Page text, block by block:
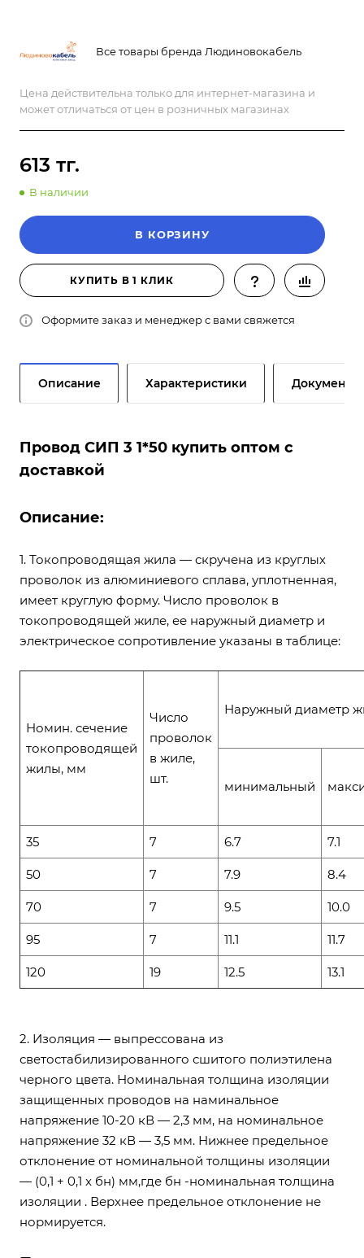
Все товары бренда Людиновокабель
Цена действительна только для интернет-магазина и
может отличаться от цен в розничных магазинах
613 тг.
В наличии
В КОРЗИНУ
КУПИТЬ В 1 КЛИК
Оформите заказ и менеджер с вами свяжется
Описание Характеристики Документы
Провод СИП 3 1*50 купить оптом с
доставкой
Описание:
1. Токопроводящая жила — скручена из круглых
проволок из алюминиевого сплава, уплотненная,
имеет круглую форму. Число проволок в
токопроводящей жиле, ее наружный диаметр и
электрическое сопротивление указаны в таблице:
Номин. сечение
токопроводящей
жилы, мм
Число
проволок
в жиле,
шт.
Наружный диаметр
минимальный
35 7 6.7 7.1
50 7 7.9 8.4
70 7 9.5 10.0
95 7 11.1 11.7
120 19 12.5 13.1
2. Изоляция — выпрессована из
светостабилизированного сшитого полиэтилена
черного цвета. Номинальная толщина изоляции
защищенных проводов на наминальное
напряжение 10-20 кВ — 2,3 мм, на номинальное
напряжение 32 кВ ― 3,5 мм. Нижнее предельное
отклонение от номинальной толщины изоляции
— (0,1 + 0,1 x бн) мм,где бн -номинальная толщина
изоляции . Верхнее предельное отклонение не
нормируется.